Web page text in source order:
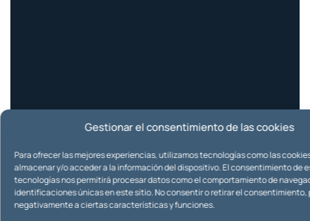
Gestionar el consentimiento de las cookies
Para ofrecer las mejores experiencias, utilizamos tecnologías como las
almacenar y/o acceder a la información del dispositivo. El consentimiento de
tecnologías nos permitirá procesar datos como el comportamiento de
identificaciones únicas en este sitio. No consentir o retirar el consentimiento,
negativamente a ciertas características y funciones.